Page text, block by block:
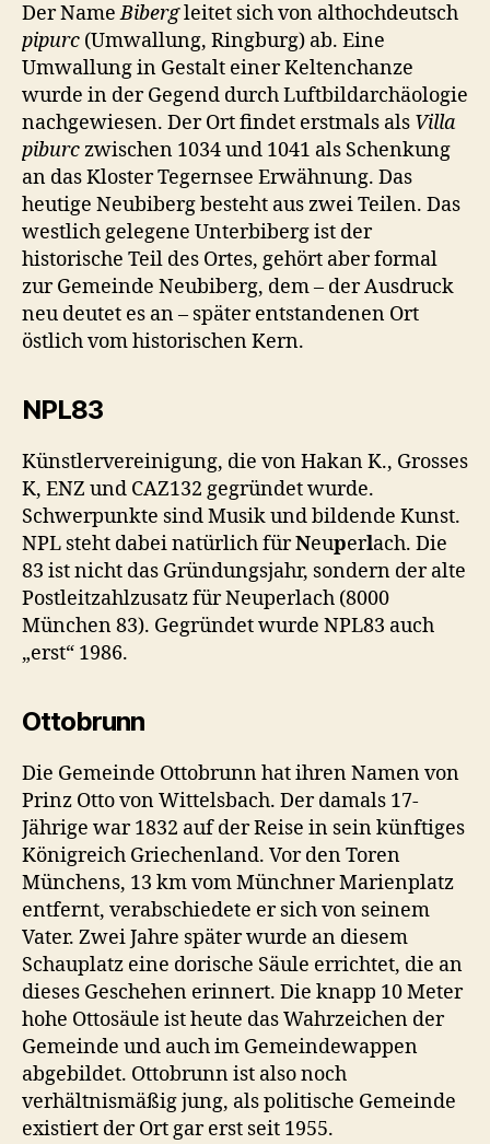
Der NameBibergleitet sich von althochdeutsch
pipurc (Umwallung, Ringburg) ab. Eine
Umwallung in Gestalt einer Keltenchanze
wurde in der Gegend durch Luftbildarchäologie
nachgewiesen. Der Ort findet erstmals als Villa
piburczwischen 1034 und 1041 als Schenkung
an das Kloster Tegernsee Erwähnung. Das
heutige Neubiberg besteht aus zwei Teilen. Das
westlich gelegene Unterbiberg ist der
historische Teil des Ortes, gehört aber formal
zur Gemeinde Neubiberg, dem – der Ausdruck
neu deutet es an – später entstandenen Ort
östlich vom historischen Kern.
NPL83
Künstlervereinigung, die von Hakan K., Grosses
K, ENZ und CAZ132 gegründet wurde.
Schwerpunkte sind Musik und bildende Kunst.
NPL steht dabei natürlich fürNeuperlach. Die
83 ist nicht das Gründungsjahr, sondern der alte
Postleitzahlzusatz für Neuperlach (8000
München 83). Gegründet wurde NPL83 auch
„erst“ 1986.
Ottobrunn
Die Gemeinde Ottobrunn hat ihren Namen von
Prinz Otto von Wittelsbach. Der damals 17-
Jährige war 1832 auf der Reise in sein künftiges
Königreich Griechenland. Vor den Toren
Münchens, 13 km vom Münchner Marienplatz
entfernt, verabschiedete er sich von seinem
Vater. Zwei Jahre später wurde an diesem
Schauplatz eine dorische Säule errichtet, die an
dieses Geschehen erinnert. Die knapp 10 Meter
hohe Ottosäule ist heute das Wahrzeichen der
Gemeinde und auch im Gemeindewappen
abgebildet. Ottobrunn ist also noch
verhältnismäßig jung, als politische Gemeinde
existiert der Ort gar erst seit 1955.